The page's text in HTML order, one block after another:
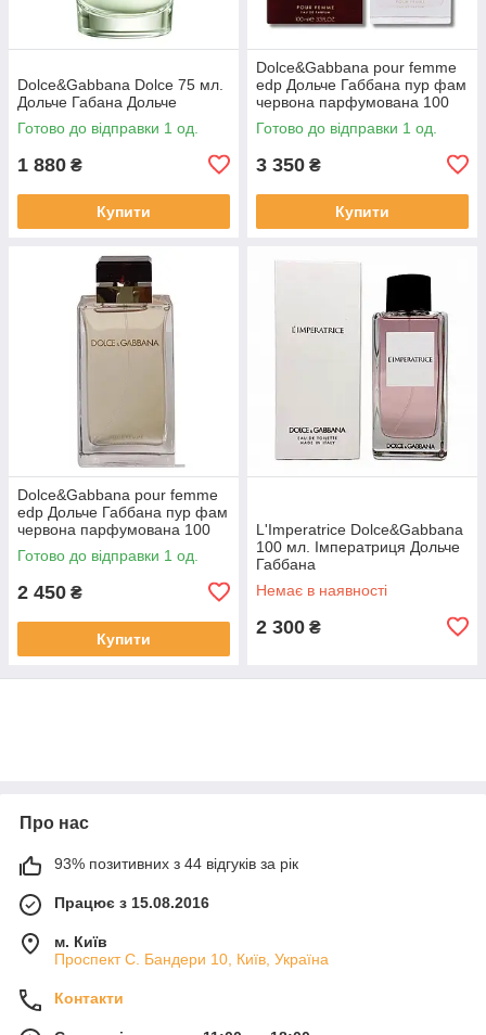
Dolce&Gabbana Dolce 75 мл.
Дольче Габана Дольче
Готово до відправки 1 од.
1 880 ₴
Купити
Dolce&Gabbana pour femme
edp Дольче Габбана пур фам
червона парфумована 100
мл.
Готово до відправки 1 од.
3 350 ₴
Купити
Dolce&Gabbana pour femme
edp Дольче Габбана пур фам
червона парфумована 100
мл.
Готово до відправки 1 од.
2 450 ₴
Купити
L'Imperatrice Dolce&Gabbana
100 мл. Імператриця Дольче
Габбана
Немає в наявності
2 300 ₴
Про нас
93% позитивних з 44 відгуків за рік
Працює з 15.08.2016
м. Київ
Проспект С. Бандери 10, Київ, Україна
Контакти